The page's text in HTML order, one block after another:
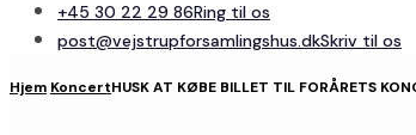
+45 30 22 29 86Ring til os
post@vejstrupforsamlingshus.dkSkriv til os
Hjem KoncertHUSK AT KØBE BILLET TIL FORÅRETS